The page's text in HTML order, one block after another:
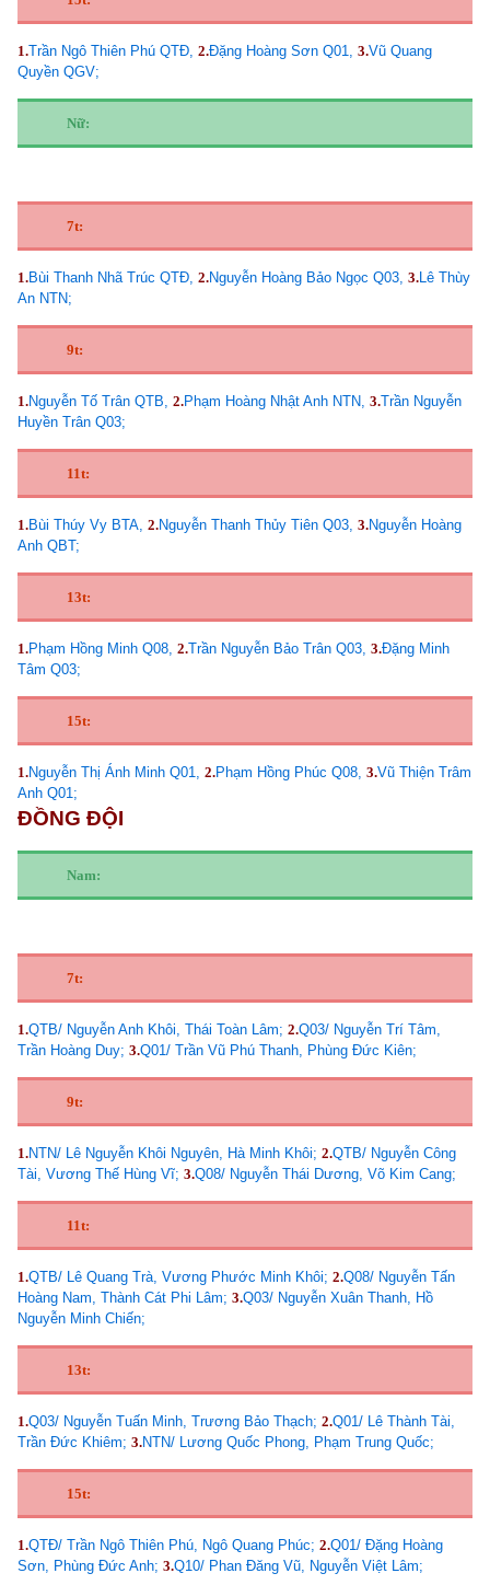
1.Trần Ngô Thiên Phú QTĐ, 2.Đặng Hoàng Sơn Q01, 3.Vũ Quang
Quyền QGV;
Nữ:
7t:
1.Bùi Thanh Nhã Trúc QTĐ, 2.Nguyễn Hoàng Bảo Ngọc Q03, 3.Lê Thùy
An NTN;
9t:
1.Nguyễn Tố Trân QTB, 2.Phạm Hoàng Nhật Anh NTN, 3.Trần Nguyễn
Huyền Trân Q03;
11t:
1.Bùi Thúy Vy BTA, 2.Nguyễn Thanh Thủy Tiên Q03, 3.Nguyễn Hoàng
Anh QBT;
13t:
1.Phạm Hồng Minh Q08, 2.Trần Nguyễn Bảo Trân Q03, 3.Đặng Minh
Tâm Q03;
15t:
1.Nguyễn Thị Ánh Minh Q01, 2.Phạm Hồng Phúc Q08, 3.Vũ Thiện Trâm
Anh Q01;
ĐỒNG ĐỘI
Nam:
7t:
1.QTB/ Nguyễn Anh Khôi, Thái Toàn Lâm; 2.Q03/ Nguyễn Trí Tâm,
Trần Hoàng Duy; 3.Q01/ Trần Vũ Phú Thanh, Phùng Đức Kiên;
9t:
1.NTN/ Lê Nguyễn Khôi Nguyên, Hà Minh Khôi; 2.QTB/ Nguyễn Công
Tài, Vương Thế Hùng Vĩ; 3.Q08/ Nguyễn Thái Dương, Võ Kim Cang;
11t:
1.QTB/ Lê Quang Trà, Vương Phước Minh Khôi; 2.Q08/ Nguyễn Tấn
Hoàng Nam, Thành Cát Phi Lâm; 3.Q03/ Nguyễn Xuân Thanh, Hồ
Nguyễn Minh Chiến;
13t:
1.Q03/ Nguyễn Tuấn Minh, Trương Bảo Thạch; 2.Q01/ Lê Thành Tài,
Trần Đức Khiêm; 3.NTN/ Lương Quốc Phong, Phạm Trung Quốc;
15t:
1.QTĐ/ Trần Ngô Thiên Phú, Ngô Quang Phúc; 2.Q01/ Đặng Hoàng
Sơn, Phùng Đức Anh; 3.Q10/ Phan Đăng Vũ, Nguyễn Việt Lâm;